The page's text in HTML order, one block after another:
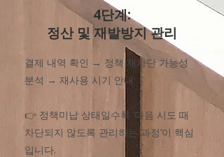
4단계:
정산 및 재발방지 관리
​결제 내역 확인 → 정책 재차단 가능성
분석 → 재사용 시기 안내
👉 정책미납 상태일수록 ‘다음 시도 때
차단되지 않도록 관리하는 과정’이 핵심
입니다.